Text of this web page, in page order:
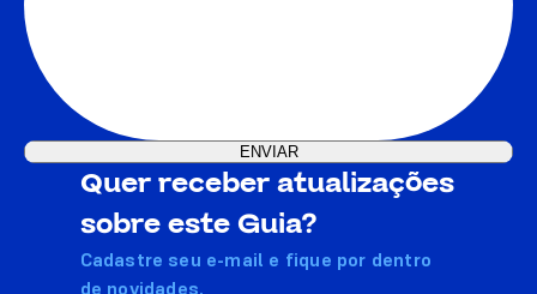
Quer receber atualizações
sobre este Guia?
Cadastre seu e-mail e fique por dentro
de novidades.